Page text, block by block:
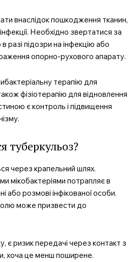
внаслідок пошкодження тканин,
Необхідно звертатися за
підозри на інфекцію або
опорно-рухового апарату.
терапію для
фізіотерапію для відновлення
є контроль і підвищення
туберкульоз?
через крапельний шлях.
мікобактеріями потрапляє в
або розмові інфікованої особи.
може призвести до
є ризик передачі через контакт з
хоча це менш поширене.